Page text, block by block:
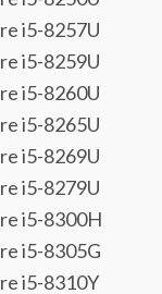
i5-8257U
i5-8259U
i5-8260U
i5-8265U
i5-8269U
i5-8279U
i5-8300H
i5-8305G
i5-8310Y